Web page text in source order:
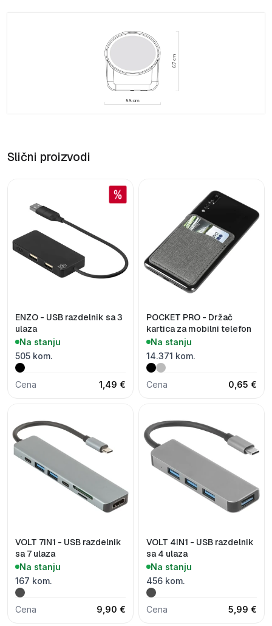
Slični proizvodi
ENZO - USB razdelnik sa 3
ulaza
Na stanju
505 kom.
Cena 1,49 €
POCKET PRO - Držač
kartica za mobilni telefon
Na stanju
14.371 kom.
Cena 0,65 €
VOLT 7IN1 - USB razdelnik
sa 7 ulaza
Na stanju
167 kom.
Cena 9,90 €
VOLT 4IN1 - USB razdelnik
sa 4 ulaza
Na stanju
456 kom.
Cena 5,99 €